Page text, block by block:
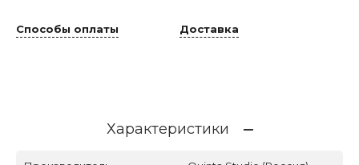
Способы оплаты Доставка
Характеристики